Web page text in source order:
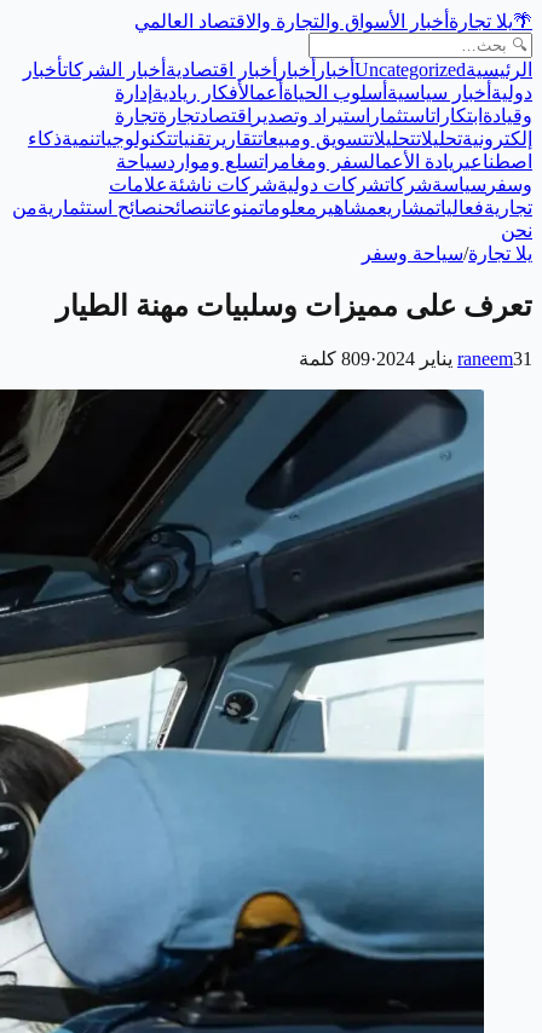
🌴يلا تجارة أخبار الأسواق والتجارة والاقتصاد العالمي
الرئيسيةUncategorized أخبار أخبار أخبار اقتصادية أخبار الشركاتأخبار
دولية أخبار سياسية أسلوب الحياة أعمالأفكار ريادية إدارة
وقيادة ابتكاراتاستثمار استيراد وتصدير اقتصادتجارةتجارة
إلكترونيةتحليلاتتحليلاتتسويق ومبيعاتتقارير تقنياتتكنولوجياتنميةذكاء
اصطناعيريادة الأعمالسفر ومغامراتسلع ومواردسياحة
وسفر سياسةشركاتشركات دوليةشركات ناشئةعلامات
تجاريةفعالياتمشاريعمشاهير معلوماتمنوعاتنصائحنصائح استثماريةمن
نحن
يلا تجارة/سياحة وسفر
تعرف على مميزات وسلبيات مهنة الطيار
raneem31 يناير 2024 ·
809 كلمة